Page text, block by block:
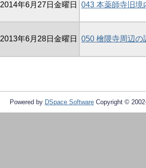
2014年6月27日金曜日 043 本薬師寺旧境
2013年6月28日金曜日 050 檜隈寺周辺の
Powered by DSpace Software Copyright ©